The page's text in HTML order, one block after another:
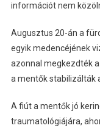
információt nem
Augusztus 20-án a
egyik medencéjének
azonnal megkezdték
a mentők stabilizálták
A fiút a mentők jó
traumatológiájára,